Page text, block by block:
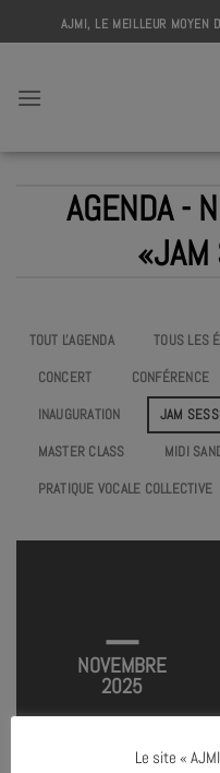
to
AJMI, LE MEILLEUR MOYEN
AGENDA -
«JAM
TOUT L'AGENDA TOUS LES
CONCERT
CONFÉRENCE
INAUGURATION
JAM
MASTER CLASS
MIDI
PRATIQUE VOCALE COLLECTIVE
NOVEMBRE
2025
Le site «